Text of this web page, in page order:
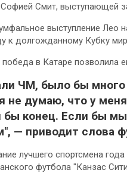
Смит, выступающей
выступление Лео
к долгожданному Кубку
в Катаре позволила
ЧМ, было бы много
не думаю, что у
конец. Если бы
— приводит слова
лучшего спортсмена
футбола "Канзас